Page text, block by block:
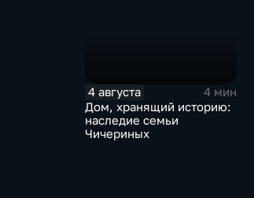
4 августа
4 мин
Дом, хранящий историю:
наследие семьи
Чичериных